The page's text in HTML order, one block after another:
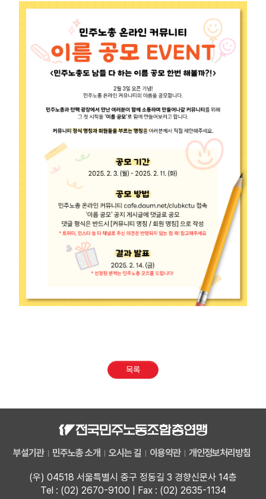
목록
부설기관 민주노총 소개 오시는 길 이용약관 개인정보처리방침
(우) 04518 서울특별시 중구 정동길 3 경향신문사 14층
Tel : (02) 2670-9100 | Fax : (02) 2635-1134